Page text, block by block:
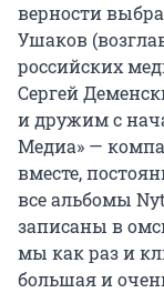
верности
Ушаков
российских
Сергей
и дружим с
Медиа» —
вместе,
все альбомы
записаны в
мы как раз и
большая и